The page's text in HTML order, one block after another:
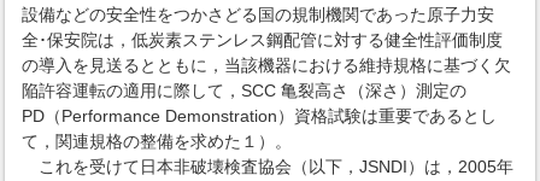
設備などの安全性をつかさどる国の規制機関であった原子力安
全･保安院は，低炭素ステンレス鋼配管に対する健全性評価制度
の導入を見送るとともに，当該機器における維持規格に基づく欠
陥許容運転の適用に際して，SCC 亀裂高さ（深さ）測定の
PD（Performance Demonstration）資格試験は重要であるとし
て，関連規格の整備を求めた１）。
これを受けて日本非破壊検査協会（以下，JSNDI）は，2005年